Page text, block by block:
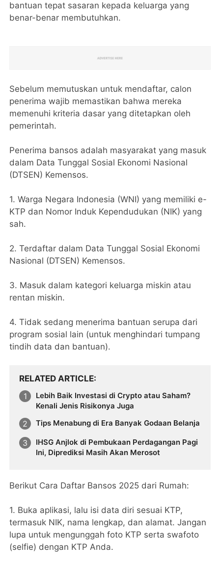
bantuan tepat sasaran kepada keluarga yang
benar-benar membutuhkan.
Sebelum memutuskan untuk mendaftar, calon
penerima wajib memastikan bahwa mereka
memenuhi kriteria dasar yang ditetapkan oleh
pemerintah.
Penerima bansos adalah masyarakat yang masuk
dalam Data Tunggal Sosial Ekonomi Nasional
(DTSEN) Kemensos.
1. Warga Negara Indonesia (WNI) yang memiliki e-
KTP dan Nomor Induk Kependudukan (NIK) yang
sah.
2. Terdaftar dalam Data Tunggal Sosial Ekonomi
Nasional (DTSEN) Kemensos.
3. Masuk dalam kategori keluarga miskin atau
rentan miskin.
4. Tidak sedang menerima bantuan serupa dari
program sosial lain (untuk menghindari tumpang
tindih data dan bantuan).
RELATED ARTICLE
Lebih Baik Investasi di Crypto atau Saham?
Kenali Jenis Risikonya Juga
Tips Menabung di Era Banyak Godaan Belanja
IHSG Anjlok di Pembukaan Perdagangan Pagi
Ini, Diprediksi Masih Akan Merosot
Berikut Cara Daftar Bansos 2025 dari Rumah:
1. Buka aplikasi, lalu isi data diri sesuai KTP,
termasuk NIK, nama lengkap, dan alamat. Jangan
lupa untuk mengunggah foto KTP serta swafoto
(selfie) dengan KTP Anda.